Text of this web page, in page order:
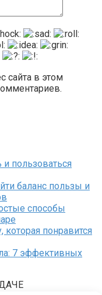
сайта в этом
пользоваться
баланс пользы и
способы
понравится
7 эффективных